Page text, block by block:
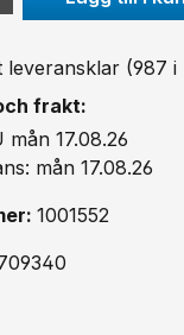
leveransklar (987 i
frakt:
mån 17.08.26
mån 17.08.26
1001552